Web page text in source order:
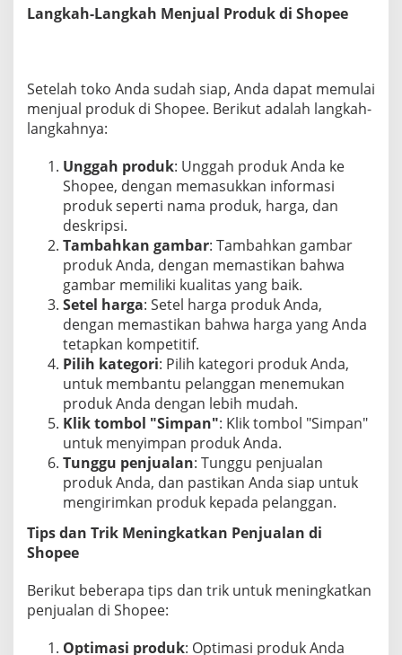
Langkah-Langkah Menjual Produk di Shopee
Setelah toko Anda sudah siap, Anda dapat memulai
menjual produk di Shopee. Berikut adalah langkah-
langkahnya:
Unggah produk: Unggah produk Anda ke
Shopee, dengan memasukkan informasi
produk seperti nama produk, harga, dan
deskripsi.
Tambahkan gambar: Tambahkan gambar
produk Anda, dengan memastikan bahwa
gambar memiliki kualitas yang baik.
Setel harga: Setel harga produk Anda,
dengan memastikan bahwa harga yang Anda
tetapkan kompetitif.
Pilih kategori: Pilih kategori produk Anda,
untuk membantu pelanggan menemukan
produk Anda dengan lebih mudah.
Klik tombol "Simpan": Klik tombol "Simpan"
untuk menyimpan produk Anda.
Tunggu penjualan: Tunggu penjualan
produk Anda, dan pastikan Anda siap untuk
mengirimkan produk kepada pelanggan.
Tips dan Trik Meningkatkan Penjualan di
Shopee
Berikut beberapa tips dan trik untuk meningkatkan
penjualan di Shopee:
Optimasi produk: Optimasi produk Anda